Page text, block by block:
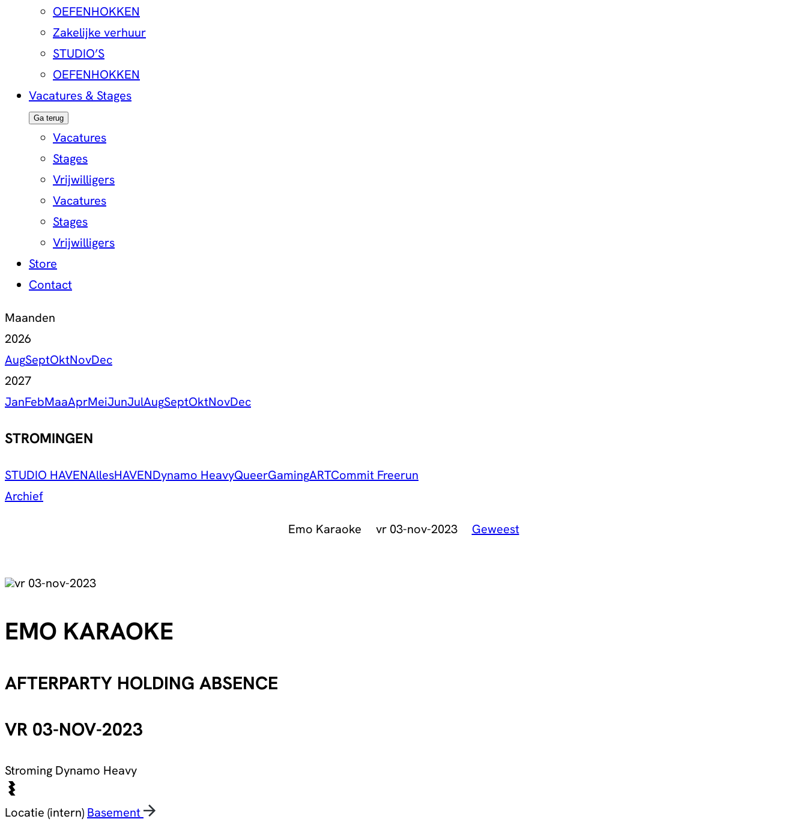
OEFENHOKKEN
Zakelijke verhuur
STUDIO’S
OEFENHOKKEN
Vacatures & Stages
Ga terug
Vacatures
Stages
Vrijwilligers
Vacatures
Stages
Vrijwilligers
Store
Contact
Maanden
2026
AugSeptOktNovDec
2027
JanFebMaaAprMeiJunJulAugSeptOktNovDec
STROMINGEN
STUDIO HAVENAllesHAVENDynamo HeavyQueerGamingARTCommit Freerun
Archief
Emo Karaoke vr 03-nov-2023 Geweest
vr 03-nov-2023
EMO KARAOKE
AFTERPARTY HOLDING ABSENCE
VR 03-NOV-2023
Stroming Dynamo Heavy
Locatie (intern) Basement